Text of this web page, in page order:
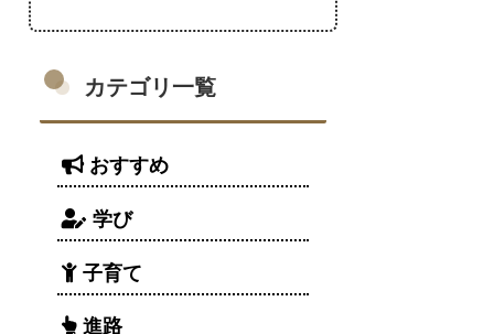
カテゴリ一覧
おすすめ
学び
子育て
進路